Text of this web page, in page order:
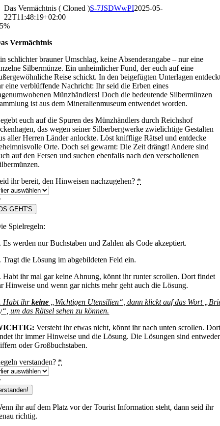
Zum
Inhalt
springen
Das Vermächtnis ( Cloned )S-7JSDWwPI2025-05-
22T11:48:19+02:00
5%
Vermächtnis
schlichter brauner Umschlag, keine Absenderangabe – nur eine
Silbermünze. Ein unheimlicher Fund, der euch auf eine
Reise schickt. In den beigefügten Unterlagen
eine verblüffende Nachricht: Ihr seid die Erben eines
Münzhändlers! Doch die bedeutende Silbermünzen
ist aus dem Mineralienmuseum entwendet worden.
euch auf die Spuren des Münzhändlers durch Reichshof
das wegen seiner Silberbergwerke zwielichtige Gestalten
aller Herren Länder anlockte. Löst knifflige Rätsel und entdecke
Orte. Doch sei gewarnt: Die Zeit drängt! Andere sind
auf den Fersen und suchen ebenfalls nach den verschollenen
ihr bereit, den Hinweisen nachzugehen? *
GEHT'S
Spielregeln:
Es werden nur Buchstaben und Zahlen als Code akzeptiert.
Tragt die Lösung im abgebildeten Feld ein.
Habt ihr mal gar keine Ahnung, könnt ihr runter scrollen. Dort findet
Hinweise und wenn gar nichts mehr geht auch die Lösung.
Habt ihrkeine „Wichtigen Utensilien“, dann klickt auf das Wort
um das Rätsel sehen zu können.
Versteht ihr etwas nicht, könnt ihr nach unten scrollen.
ihr immer Hinweise und die Lösung. Die Lösungen sind entweder
oder Großbuchstaben.
verstanden? *
ihr auf dem Platz vor der Tourist Information steht, dann seid ihr
richtig.